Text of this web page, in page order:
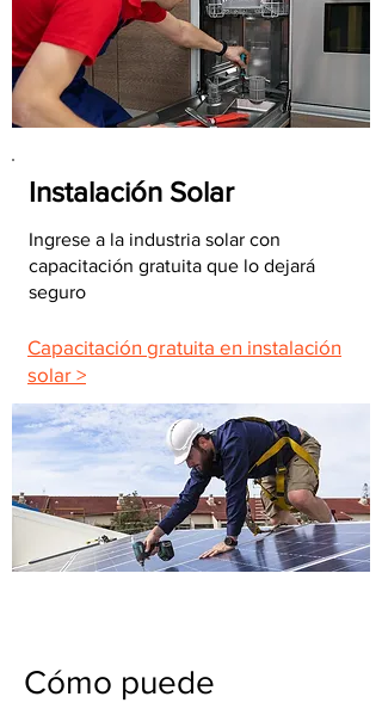
Instalación Solar
Ingrese a la industria solar con
capacitación gratuita que lo dejará
seguro
Capacitación gratuita en instalación
solar >
Cómo puede